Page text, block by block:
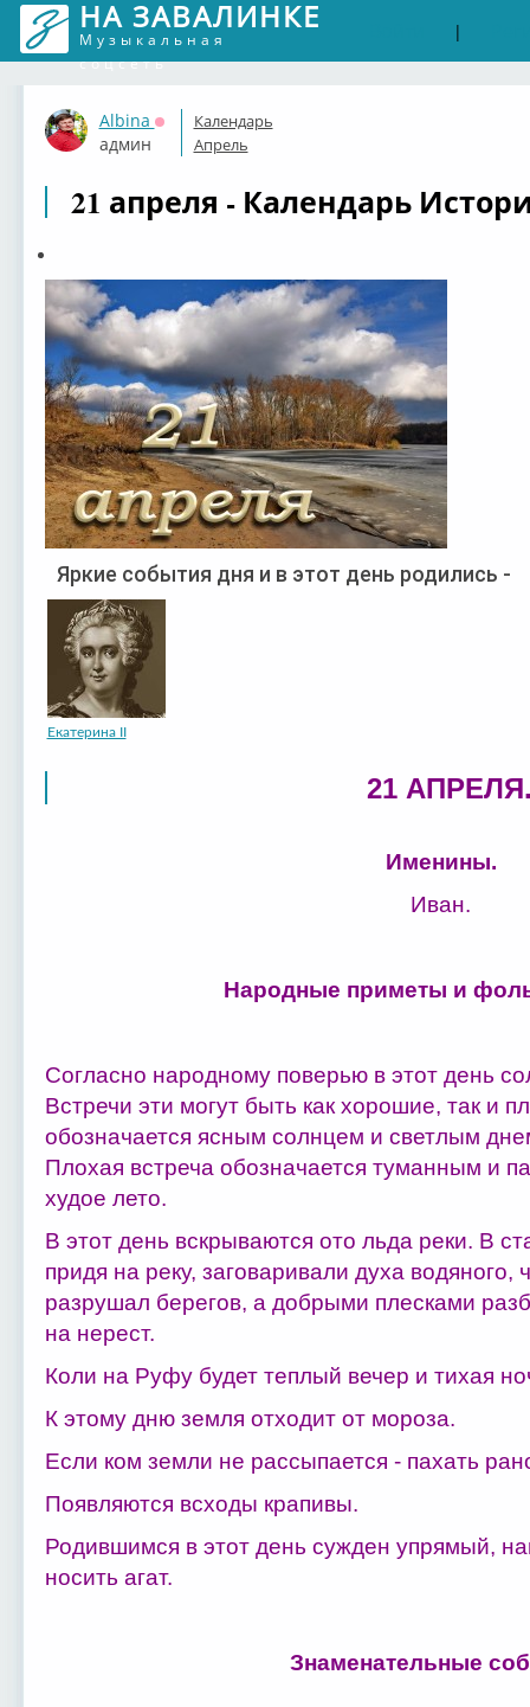
НА ЗАВАЛИНКЕ
Музыкальная
соцсеть
|
Albina
Оффлайн
админ
Календарь
Апрель
21 апреля - Календарь
Яркие события дня и в этот день родились -
Екатерина II
21
Именины.
Иван.
Народные приметы и
Согласно народному поверью в этот день
Встречи эти могут быть как хорошие, так и
обозначается ясным солнцем и светлым
Плохая встреча обозначается туманным и
худое лето.
В этот день вскрываются ото льда реки. В
придя на реку, заговаривали духа
разрушал берегов, а добрыми плесками
на нерест.
Коли на Руфу будет теплый вечер и тихая
К этому дню земля отходит от мороза.
Если ком земли не рассыпается - пахать
Появляются всходы крапивы.
Родившимся в этот день сужден упрямый,
носить агат.
Знаменательные